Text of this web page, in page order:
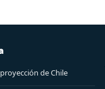
de Chile